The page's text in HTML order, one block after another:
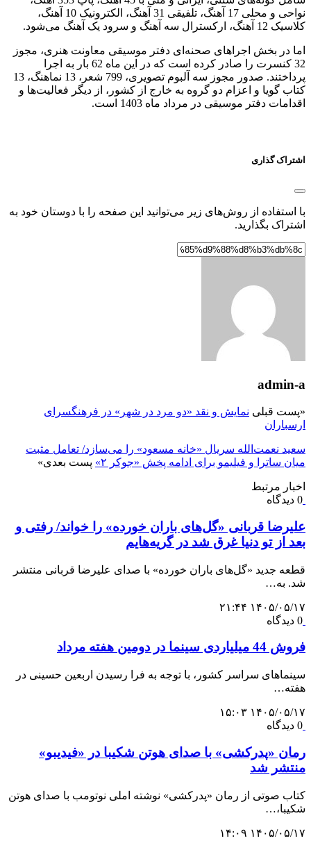
نواحی و محلی 17 آهنگ، تلفیقی 31 آهنگ، الکترونیک 10 آهنگ،
کلاسیک 12 آهنگ، ارکسترال سه آهنگ و سرود یک آهنگ می‌شود.
اما در بخش اجراهای صحنه‌ای دفتر موسیقی معاونت هنری، مجوز
32 کنسرت را صادر کرده است که در این ماه 62 بار به اجرا
پرداختند. صدور مجوز سه آلبوم تصویری، 799 شعر، 13 نماهنگ، 13
کتاب گویا و اعزام دو گروه به خارج از کشور، از دیگر فعالیت‌ها و
اقدامات دفتر موسیقی در مرداد ماه 1403 است.
اشتراک گذاری
با استفاده از روش‌های زیر می‌توانید این صفحه را با دوستان خود به
اشتراک بگذارید.
admin-a
«پست قبلی نمایش و نقد «دو مرد در شهر» در فرهنگسرای
ارسباران
سعید نعمت‌الله سریال «خانه مسعود» را می‌سازد/ تعامل مثبت
میان ساترا و فیلیمو برای ادامه پخش «جوکر ۲»
پست بعدی»
اخبار مرتبط
0 دیدگاه
علیرضا قربانی «گل‌های باران خورده» را خواند/ رفتی و
بعد از تو دنیا غرق شد در گریه‌هایم
قطعه جدید «گل‌های باران خورده» با صدای علیرضا قربانی منتشر
شد. به…
۱۴۰۵/۰۵/۱۷ ۲۱:۴۴
0 دیدگاه
فروش 44 میلیاردی سینما در دومین هفته مرداد
سینماهای سراسر کشور، با توجه به فرا رسیدن اربعین حسینی در
هفته‌…
۱۴۰۵/۰۵/۱۷ ۱۵:۰۳
0 دیدگاه
رمان «پدرکشی» با صدای هوتن شکیبا در «فیدیبو»
منتشر شد
کتاب صوتی از رمان «پدرکشی» نوشته املی نوتومب با صدای هوتن
شکیبا،…
۱۴۰۵/۰۵/۱۷ ۱۴:۰۹